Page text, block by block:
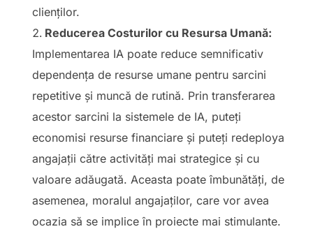
clienților.
Reducerea Costurilor cu Resursa Umană:
Implementarea IA poate reduce semnificativ
dependența de resurse umane pentru sarcini
repetitive și muncă de rutină. Prin transferarea
acestor sarcini la sistemele de IA, puteți
economisi resurse financiare și puteți redeploya
angajații către activități mai strategice și cu
valoare adăugată. Aceasta poate îmbunătăți, de
asemenea, moralul angajaților, care vor avea
ocazia să se implice în proiecte mai stimulante.